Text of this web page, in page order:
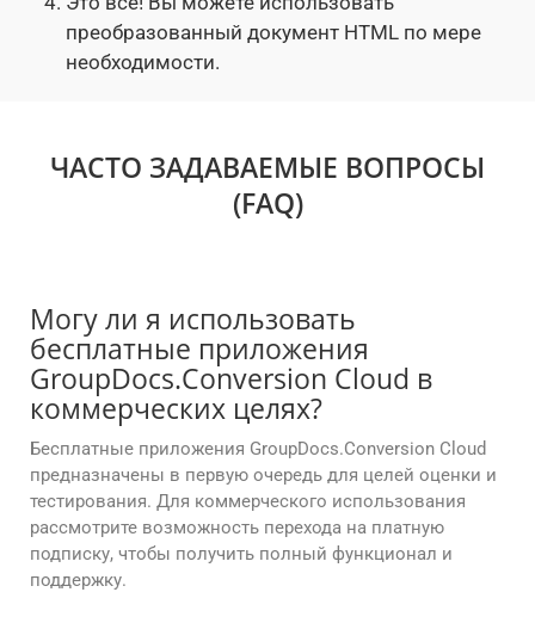
преобразованный документ HTML по мере
необходимости.
ЧАСТО ЗАДАВАЕМЫЕ ВОПРОСЫ
(FAQ)
Могу ли я использовать
бесплатные приложения
GroupDocs.Conversion Cloud в
коммерческих целях?
Бесплатные приложения GroupDocs.Conversion Cloud
предназначены в первую очередь для целей оценки и
тестирования. Для коммерческого использования
рассмотрите возможность перехода на платную
подписку, чтобы получить полный функционал и
поддержку.